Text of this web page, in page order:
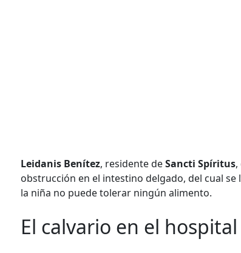
Leidanis Benítez, residente deSancti Spíritus
obstrucción en el intestino delgado, del cual
la niña no puede tolerar ningún alimento.
El calvario en el hospital